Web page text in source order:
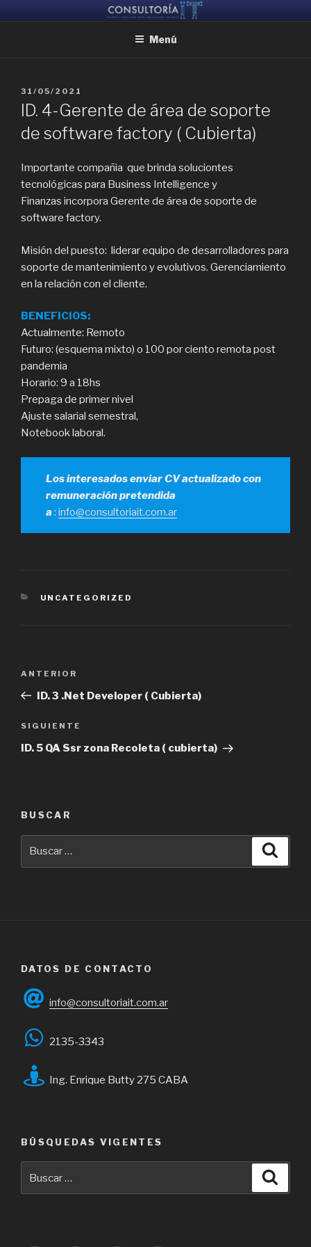
al
CONSULTORIA IT
Ayudamos a reunir grandes mentes, para que puedan crear juntas
Menú
PUBLICADO
EL
31/05/2021
ID. 4-Gerente de área de soporte
de software factory ( Cubierta)
Importante compañia que brinda soluciontes
tecnológicas para Business Intelligence y
Finanzas incorpora Gerente de área de soporte de
software factory.
Misión del puesto: liderar equipo de desarrolladores para
soporte de mantenimiento y evolutivos. Gerenciamiento
en la relación con el cliente.
BENEFICIOS:
Actualmente: Remoto
Futuro: (esquema mixto) o 100 por ciento remota post
pandemia
Horario: 9 a 18hs
Prepaga de primer nivel
Ajuste salarial semestral,
Notebook laboral.
Los interesados enviar CV actualizado con
remuneración pretendida
a: info@consultoriait.com.ar
CATEGORÍAS
UNCATEGORIZED
entradas
Entrada
anterior
ANTERIOR
ID. 3 .Net Developer ( Cubierta)
Siguiente
entrada
SIGUIENTE
ID. 5 QA Ssr zona Recoleta ( cubierta)
BUSCAR
DATOS DE CONTACTO
info@consultoriait.com.ar
2135-3343
Ing. Enrique Butty 275 CABA
BÚSQUEDAS VIGENTES
por: